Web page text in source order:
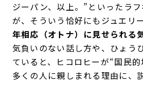
ジーパン、以上。”といったラ
が、そういう恰好にもジュエリ
年相応（オトナ）に見せられる
気負いのない話し方や、ひょう
ていると、ヒコロヒーが“国民
多くの人に親しまれる理由に、